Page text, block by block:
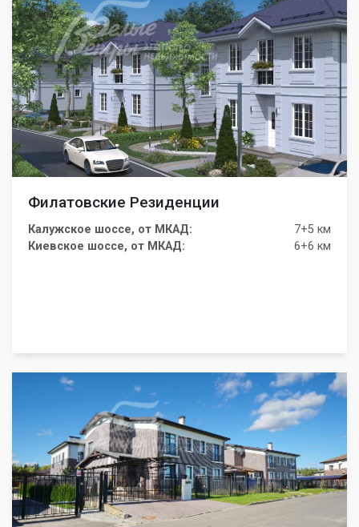
Филатовские Резиденции
Калужское шоссе, от МКАД:
7+5 км
Киевское шоссе, от МКАД:
6+6 км